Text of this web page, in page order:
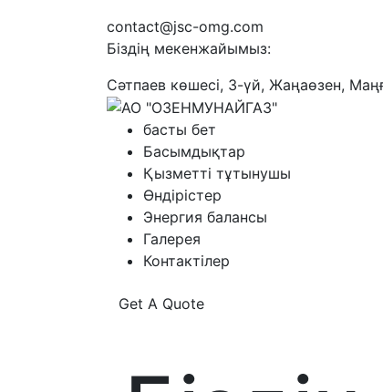
contact@jsc-omg.com
Біздің мекенжайымыз:
Сәтпаев көшесі, 3-үй, Жаңаөзен,
басты бет
Басымдықтар
Қызметті тұтынушы
Өндірістер
Энергия балансы
Галерея
Контактілер
Get A Quote